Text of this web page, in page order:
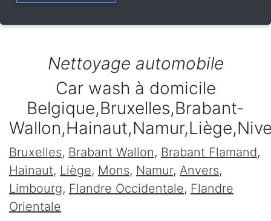
Nettoyage automobile
Car wash à domicile
Belgique,Bruxelles,Brabant-
Bruxelles, Brabant Wallon, Brabant Flamand,
Hainaut, Liège, Mons, Namur, Anvers,
Limbourg, Flandre Occidentale, Flandre
Orientale